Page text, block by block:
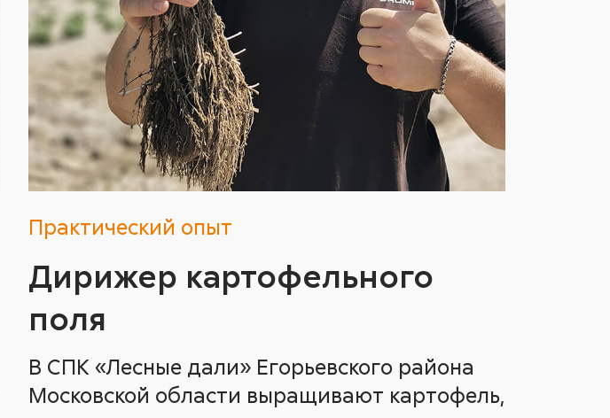
Практический опыт
Дирижер картофельного
поля
В СПК «Лесные дали» Егорьевского района
Московской области выращивают картофель,